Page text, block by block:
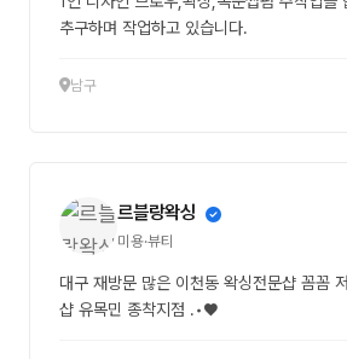
추구하며 작업하고 있습니다.
남구
르블랑왁싱
미용·뷰티
대구 재방문 많은 이천동 왁싱전문샵 꼼꼼 저자극왁싱으로 왁싱
샵 유목민 종착지점 .•♥